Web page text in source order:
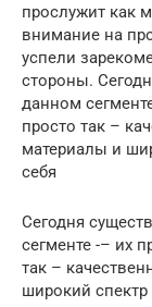
прослужит как
внимание на
успели
стороны.
данном
просто так –
материалы и
себя
Сегодня
сегменте -– их
так –
широкий спектр